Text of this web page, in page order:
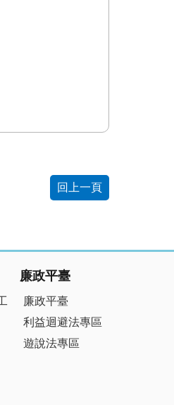
回上一頁
廉政平臺
廉政平臺
利益迴避法專區
遊說法專區